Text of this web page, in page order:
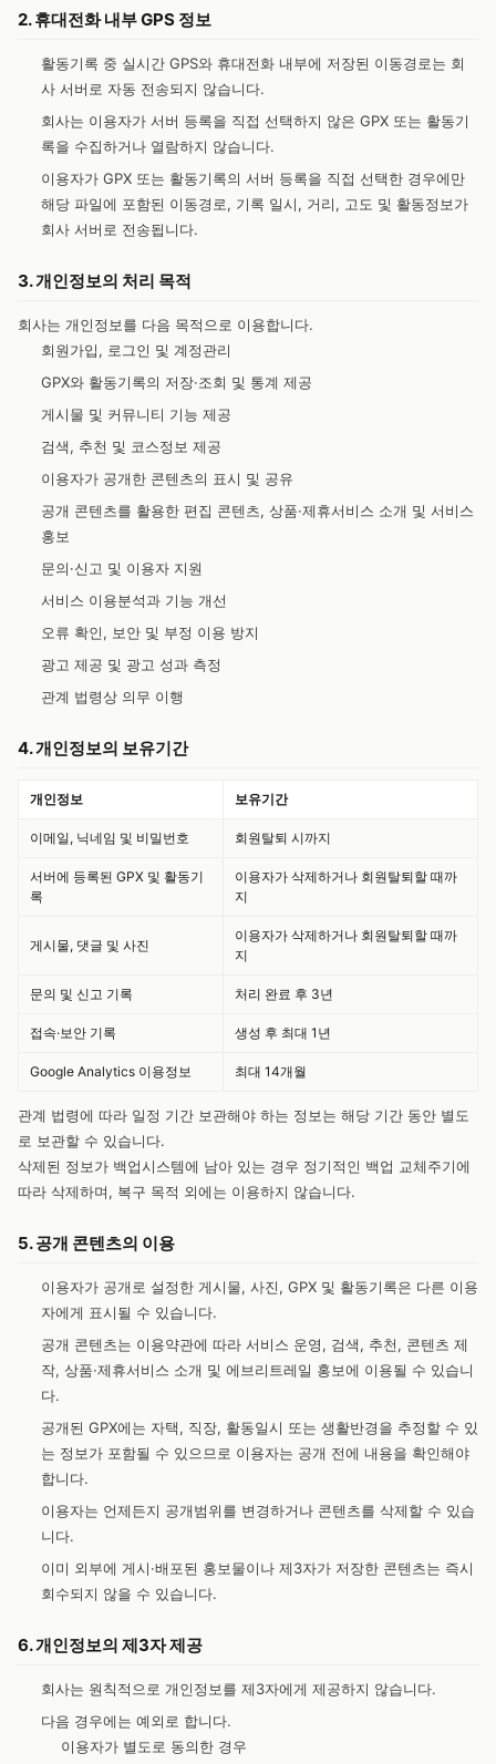
2. 휴대전화 내부 GPS 정보
활동기록 중 실시간 GPS와 휴대전화 내부에 저장된 이동경로는 회
사 서버로 자동 전송되지 않습니다.
회사는 이용자가 서버 등록을 직접 선택하지 않은 GPX 또는 활동기
록을 수집하거나 열람하지 않습니다.
이용자가 GPX 또는 활동기록의 서버 등록을 직접 선택한 경우에만
해당 파일에 포함된 이동경로, 기록 일시, 거리, 고도 및 활동정보가
회사 서버로 전송됩니다.
3. 개인정보의 처리 목적
회사는 개인정보를 다음 목적으로 이용합니다.
회원가입, 로그인 및 계정관리
GPX와 활동기록의 저장·조회 및 통계 제공
게시물 및 커뮤니티 기능 제공
검색, 추천 및 코스정보 제공
이용자가 공개한 콘텐츠의 표시 및 공유
공개 콘텐츠를 활용한 편집 콘텐츠, 상품·제휴서비스 소개 및 서비스
홍보
문의·신고 및 이용자 지원
서비스 이용분석과 기능 개선
오류 확인, 보안 및 부정 이용 방지
광고 제공 및 광고 성과 측정
관계 법령상 의무 이행
4. 개인정보의 보유기간
개인정보 보유기간
이메일, 닉네임 및 비밀번호 회원탈퇴 시까지
서버에 등록된 GPX 및 활동기
록
이용자가 삭제하거나 회원탈퇴할 때까
지
게시물, 댓글 및 사진
이용자가 삭제하거나 회원탈퇴할 때까
지
문의 및 신고 기록 처리 완료 후 3년
접속·보안 기록 생성 후 최대 1년
Google Analytics 이용정보 최대 14개월
관계 법령에 따라 일정 기간 보관해야 하는 정보는 해당 기간 동안 별도
로 보관할 수 있습니다.
삭제된 정보가 백업시스템에 남아 있는 경우 정기적인 백업 교체주기에
따라 삭제하며, 복구 목적 외에는 이용하지 않습니다.
5. 공개 콘텐츠의 이용
이용자가 공개로 설정한 게시물, 사진, GPX 및 활동기록은 다른 이용
자에게 표시될 수 있습니다.
공개 콘텐츠는 이용약관에 따라 서비스 운영, 검색, 추천, 콘텐츠 제
작, 상품·제휴서비스 소개 및 에브리트레일 홍보에 이용될 수 있습니
다.
공개된 GPX에는 자택, 직장, 활동일시 또는 생활반경을 추정할 수 있
는 정보가 포함될 수 있으므로 이용자는 공개 전에 내용을 확인해야
합니다.
이용자는 언제든지 공개범위를 변경하거나 콘텐츠를 삭제할 수 있습
니다.
이미 외부에 게시·배포된 홍보물이나 제3자가 저장한 콘텐츠는 즉시
회수되지 않을 수 있습니다.
6. 개인정보의 제3자 제공
회사는 원칙적으로 개인정보를 제3자에게 제공하지 않습니다.
다음 경우에는 예외로 합니다.
이용자가 별도로 동의한 경우